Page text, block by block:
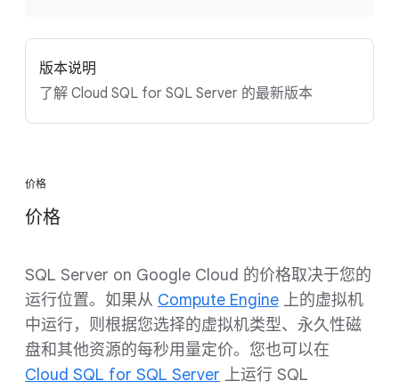
版本说明
了解 Cloud SQL for SQL Server 的最新版本
价格
价格
SQL Server on Google Cloud 的价格取决于您的
运行位置。如果从 Compute Engine 上的虚拟机
中运行，则根据您选择的虚拟机类型、永久性磁
盘和其他资源的每秒用量定价。您也可以在
Cloud SQL for SQL Server 上运行 SQL